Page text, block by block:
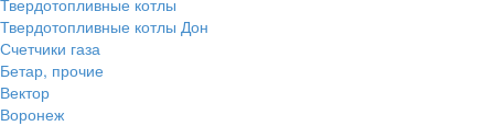
Твердотопливные котлы Дон
Счетчики газа
Бетар, прочие
Вектор
Воронеж